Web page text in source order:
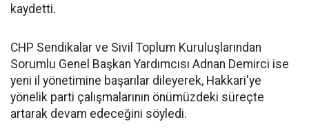
kaydetti.
CHP Sendikalar ve Sivil Toplum Kuruluşlarından
Sorumlu Genel Başkan Yardımcısı Adnan Demirci ise
yeni il yönetimine başarılar dileyerek, Hakkari'ye
yönelik parti çalışmalarının önümüzdeki süreçte
artarak devam edeceğini söyledi.